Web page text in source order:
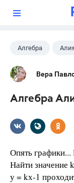
Алгебра
Вера
Алгебра
Опять
Найти значение
у = kх-1